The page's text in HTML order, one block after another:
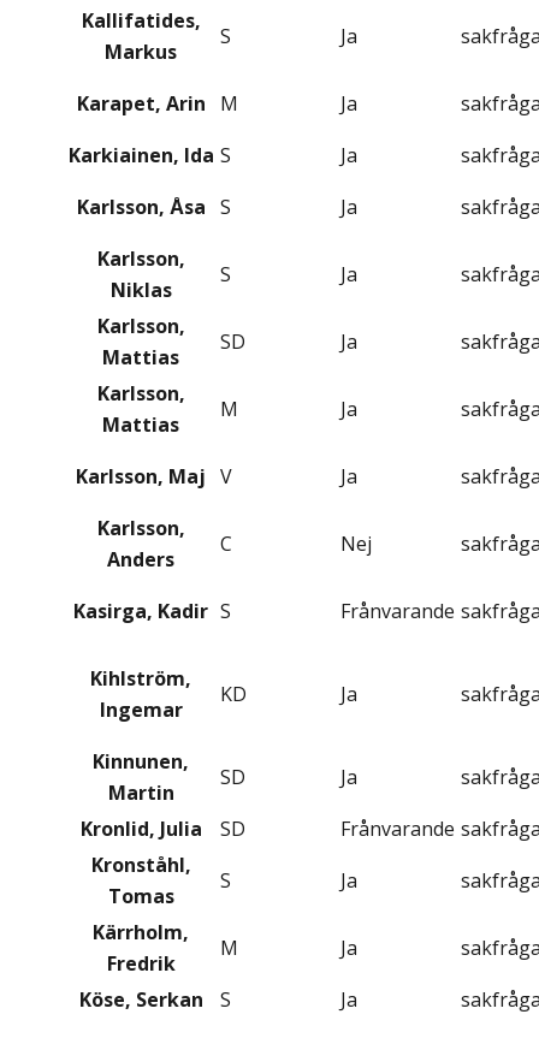
Kallifatides,
Markus
S Ja
Karapet, Arin M Ja
Karkiainen, Ida S Ja
Karlsson, Åsa S Ja
Karlsson,
Niklas
S Ja
Karlsson,
Mattias
SD Ja
Karlsson,
Mattias
M Ja
Karlsson, Maj V Ja
Karlsson,
Anders
C Nej
Kasirga, Kadir S Frånvarande
Kihlström,
Ingemar
KD Ja
Kinnunen,
Martin
SD Ja
Kronlid, Julia
SD Frånvarande
Kronståhl,
Tomas
S Ja
Kärrholm,
Fredrik
M Ja
Köse, Serkan
S Ja